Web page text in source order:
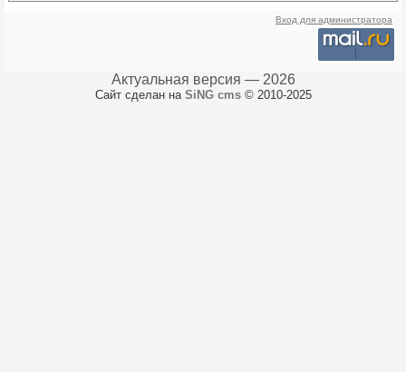
Вход для администратора
Актуальная версия — 2026
Сайт сделан на SiNG cms© 2010-2025